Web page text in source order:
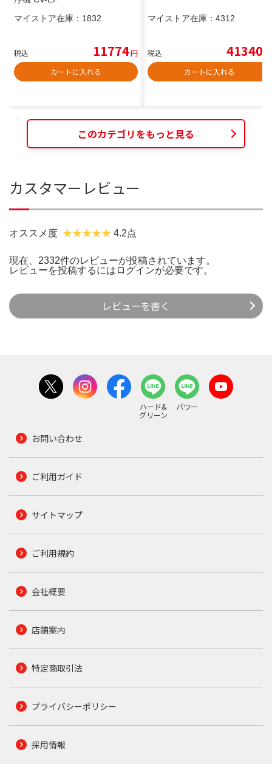
マイストア在庫： 1832
税込 11774円
カートに入れる
マイストア在庫： 4312
税込 41340
カートに入れる
このカテゴリをもっと見る
カスタマーレビュー
オススメ度 4.2点
現在、2332件のレビューが投稿されています。
レビューを投稿するには ログインが必要です。
レビューを書く
ハード&
グリーン
パワー
お問い合わせ
ご利用ガイド
サイトマップ
ご利用規約
会社概要
店舗案内
特定商取引法
プライバシーポリシー
採用情報